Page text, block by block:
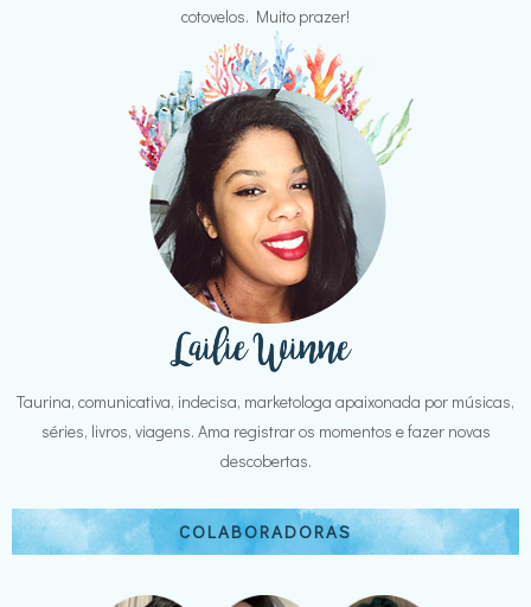
cotovelos. Muito prazer!
Taurina, comunicativa, indecisa, marketologa apaixonada por músicas,
séries, livros, viagens. Ama registrar os momentos e fazer novas
descobertas.
COLABORADORAS